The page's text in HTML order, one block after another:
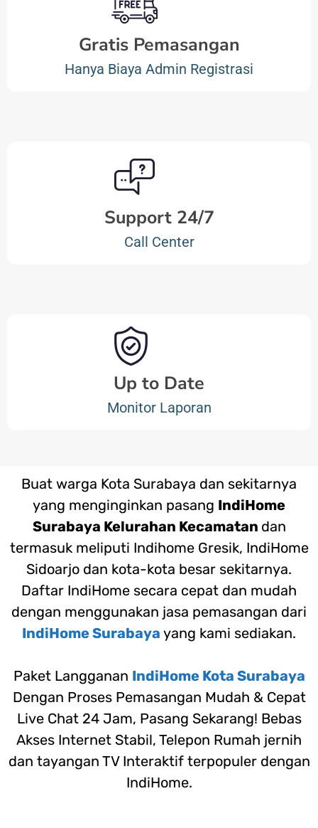
Gratis Pemasangan
Hanya Biaya Admin Registrasi
Support 24/7
Call Center
Up to Date
Monitor Laporan
Buat warga Kota Surabaya dan sekitarnya
yang menginginkan pasang IndiHome
Surabaya Kelurahan Kecamatan dan
termasuk meliputi Indihome Gresik, IndiHome
Sidoarjo dan kota-kota besar sekitarnya.
Daftar IndiHome secara cepat dan mudah
dengan menggunakan jasa pemasangan dari
IndiHome Surabaya yang kami sediakan.
Paket Langganan IndiHome Kota Surabaya
Dengan Proses Pemasangan Mudah & Cepat
Live Chat 24 Jam, Pasang Sekarang! Bebas
Akses Internet Stabil, Telepon Rumah jernih
dan tayangan TV Interaktif terpopuler dengan
IndiHome.